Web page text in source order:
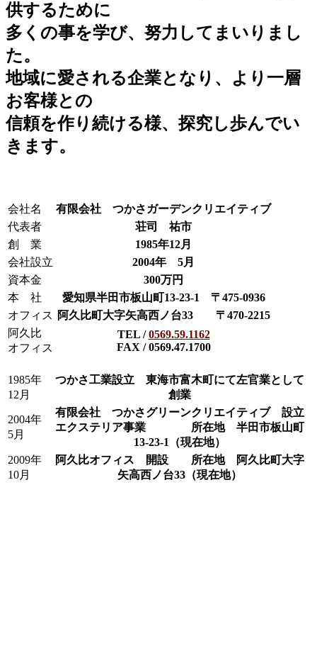
供するために
多くの事を学び、努力してまいりまし
た。
地域に愛される企業となり、より一層
お客様との
信頼を作り続ける様、探究し歩んでい
きます。
会社名
有限会社 つかさガーデンクリエイティブ
代表者
荘司 祐市
創 業
1985年12月
会社設立
2004年 5月
資本金
300万円
本 社
愛知県半田市板山町13-23-1 〒475-0936
オフィス 阿久比町大字矢高西ノ台33 〒470-2215
阿久比
オフィス
TEL /0569.59.1162
FAX / 0569.47.1700
1985年
12月
つかさ工業設立 東海市富木町にて左官業として
創業
2004年
5月
有限会社 つかさグリーンクリエイティブ 設立
エクステリア事業 所在地 半田市板山町
13-23-1（現在地）
2009年
10月
阿久比オフィス 開設 所在地 阿久比町大字
矢高西ノ台33（現在地）